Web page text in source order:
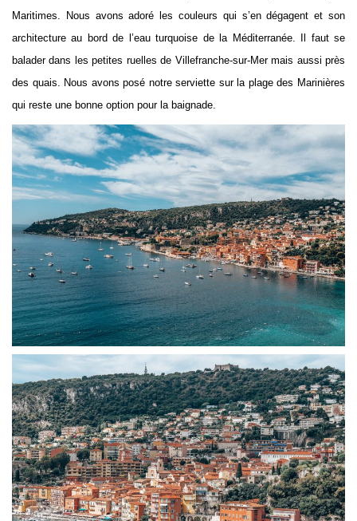
Maritimes. Nous avons adoré les couleurs qui s’en dégagent et son
architecture au bord de l’eau turquoise de la Méditerranée. Il faut se
balader dans les petites ruelles de Villefranche-sur-Mer mais aussi près
des quais. Nous avons posé notre serviette sur la plage des Marinières
qui reste une bonne option pour la baignade.